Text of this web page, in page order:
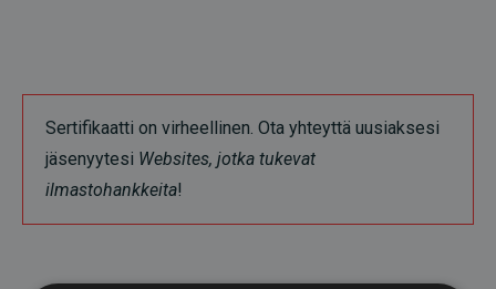
Sertifikaatti on virheellinen. Ota yhteyttä uusiaksesi
jäsenyytesi Websites, jotka tukevat
ilmastohankkeita!